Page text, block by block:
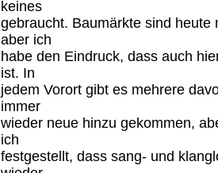
keines
gebraucht. Baumärkte sind
aber ich
habe den Eindruck, dass auch
ist. In
jedem Vorort gibt es mehrere
immer
wieder neue hinzu gekommen,
ich
festgestellt, dass sang- und